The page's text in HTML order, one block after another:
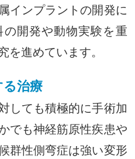
インプラントの開発に
開発や動物実験を重
を進めています。
る治療
しても積極的に手術加
でも神経筋原性疾患や
群性側弯症は強い変形